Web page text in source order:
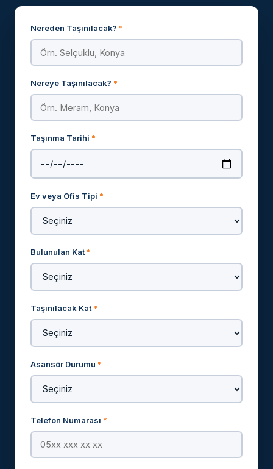
Nereden Taşınılacak? *
Nereye Taşınılacak? *
Taşınma Tarihi *
Ev veya Ofis Tipi *
Bulunulan Kat *
Taşınılacak Kat *
Asansör Durumu *
Telefon Numarası *